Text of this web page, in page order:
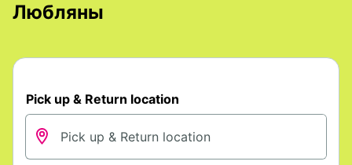
Любляны
Pick up & Return location